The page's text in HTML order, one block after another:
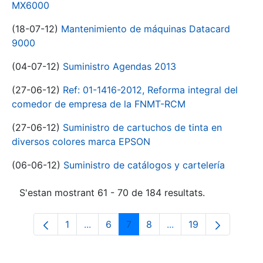
MX6000
(18-07-12) Mantenimiento de máquinas Datacard
9000
(04-07-12) Suministro Agendas 2013
(27-06-12) Ref: 01-1416-2012, Reforma integral del
comedor de empresa de la FNMT-RCM
(27-06-12) Suministro de cartuchos de tinta en
diversos colores marca EPSON
(06-06-12) Suministro de catálogos y cartelería
S'estan mostrant 61 - 70 de 184 resultats.
Pàgina
1 ...Pàgines intermèdies Utilitzeu TAB per
Pàgina
6 Pàgina
7 Pàgina
8 ...PàginesPàgina
19